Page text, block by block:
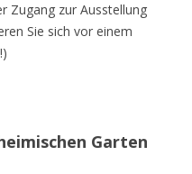
Zugang zur Ausstellung
Sie sich vor einem
Garten